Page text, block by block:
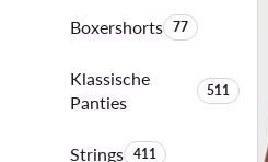
BoxershortsAnzahl der
77
Klassische
Panties
Anzahl
511
StringsAnzahl der
411